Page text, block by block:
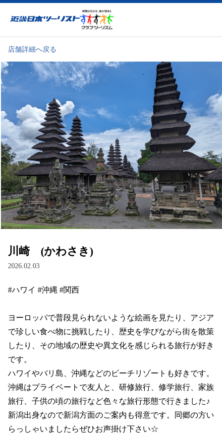
近畿日本ツーリスト
店舗詳細へ戻る
川崎 (かわさき)
2026.02.03
#ハワイ #沖縄 #関西
ヨーロッパで普段見られないような絵画を見たり、アジア
で珍しい食べ物に挑戦したり、歴史を学びながら街を散策
したり、その地域の歴史や異文化を感じられる旅行が好き
です。
ハワイやバリ島、沖縄などのビーチリゾートも好きです。
沖縄はプライベートで友人と、研修旅行、修学旅行、家族
旅行、子供の頃の旅行など色々な旅行形態で行きました♪
新潟出身なので新潟方面のご案内も得意です。同郷の方い
らっしゃいましたらぜひお声掛け下さい☆